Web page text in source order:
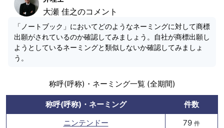
大瀬 佳之のコメント
「ノートブック」においてどのようなネーミングに対して商標
出願がされているのか確認してみましょう。自社が商標出願し
ようとしているネーミングと類似しないか確認してみましょ
う。
称呼(呼称)・ネーミング一覧 (全期間)
称呼(呼称)・ネーミング
件数
ニンテンドー
79 件